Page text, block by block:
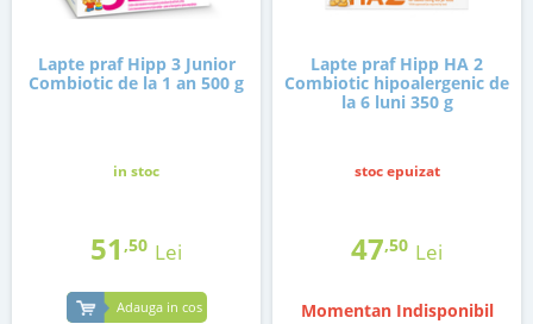
Lapte praf Hipp 3 Junior
Combiotic de la 1 an 500 g
in stoc
51 ,50 Lei
Adauga in cos
Lapte praf Hipp HA 2
Combiotic hipoalergenic de
la 6 luni 350 g
stoc epuizat
47,50 Lei
Momentan Indisponibil